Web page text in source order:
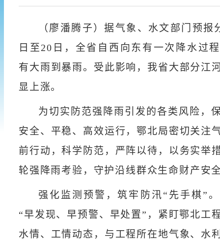
（廖潘腾子）据气象、水文部门预报
日至20日，全省自西向东有一次降水过
有大雨到暴雨。受此影响，我省大部分江
显上涨。
为切实防范强降雨引发的各类风险，
安全、平稳、高效运行，鄂北局密切关注
前行动，科学防范，严阵以待，以务实举
轮强降雨考验，守护沿线群众生命财产安
强化监测预警，筑牢防汛“先手棋”
“早发现、早预警、早处置”，紧盯鄂北工
水情、工情动态，与工程所在地气象、水